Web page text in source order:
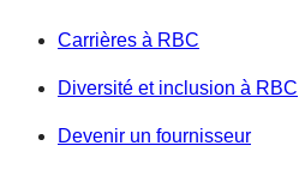
Carrières à RBC
Diversité et inclusion à RBC
Devenir un fournisseur